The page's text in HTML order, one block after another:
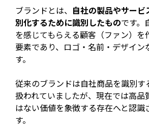
ブランドとは、 自社の製品やサー
別化するために識別したものです。
を感じてもらえる顧客（ファン）を
要素であり、ロゴ・名前・デザイン
す。
従来のブランドは自社商品を識別す
扱われていましたが、現在では高品
はない価値を象徴する存在へと認識
す。